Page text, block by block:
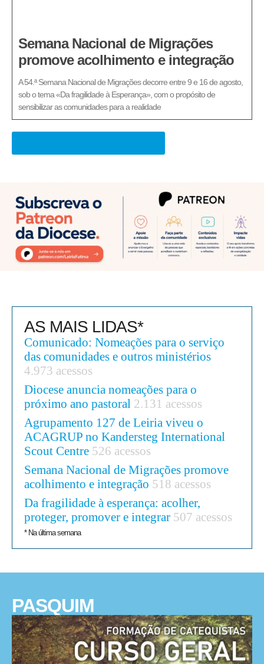
Semana Nacional de Migrações
promove acolhimento e integração
A 54.ª Semana Nacional de Migrações decorre entre 9 e 16 de agosto,
sob o tema «Da fragilidade à Esperança», com o propósito de
sensibilizar as comunidades para a realidade
AS MAIS LIDAS*
Comunicado: Nomeações para o serviço
das comunidades e outros ministérios
4.973 acessos
Diocese anuncia nomeações para o
próximo ano pastoral 2.131 acessos
Agrupamento 127 de Leiria viveu o
ACAGRUP no Kandersteg International
Scout Centre 526 acessos
Semana Nacional de Migrações promove
acolhimento e integração 518 acessos
Da fragilidade à esperança: acolher,
proteger, promover e integrar 507 acessos
* Na última semana
PASQUIM